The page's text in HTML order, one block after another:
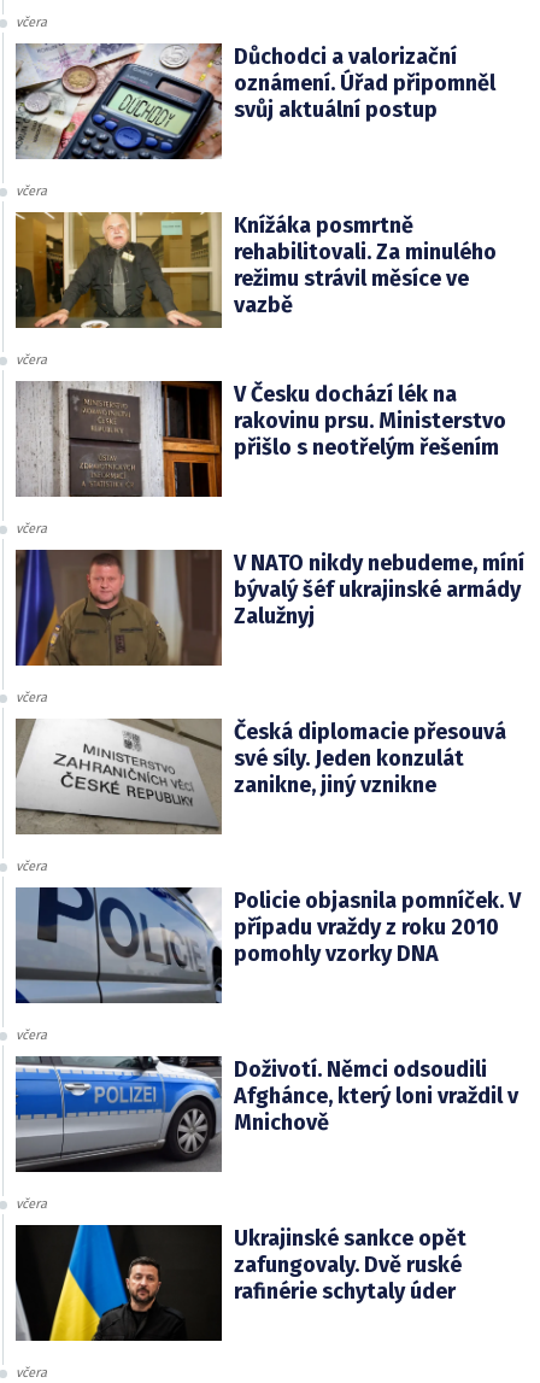
včera
Důchodci a valorizační
oznámení. Úřad připomněl
svůj aktuální postup
včera
Knížáka posmrtně
rehabilitovali. Za minulého
režimu strávil měsíce ve
vazbě
včera
V Česku dochází lék na
rakovinu prsu. Ministerstvo
přišlo s neotřelým řešením
včera
V NATO nikdy nebudeme, míní
bývalý šéf ukrajinské armády
Zalužnyj
včera
Česká diplomacie přesouvá
své síly. Jeden konzulát
zanikne, jiný vznikne
včera
Policie objasnila pomníček. V
případu vraždy z roku 2010
pomohly vzorky DNA
včera
Doživotí. Němci odsoudili
Afghánce, který loni vraždil v
Mnichově
včera
Ukrajinské sankce opět
zafungovaly. Dvě ruské
rafinérie schytaly úder
včera